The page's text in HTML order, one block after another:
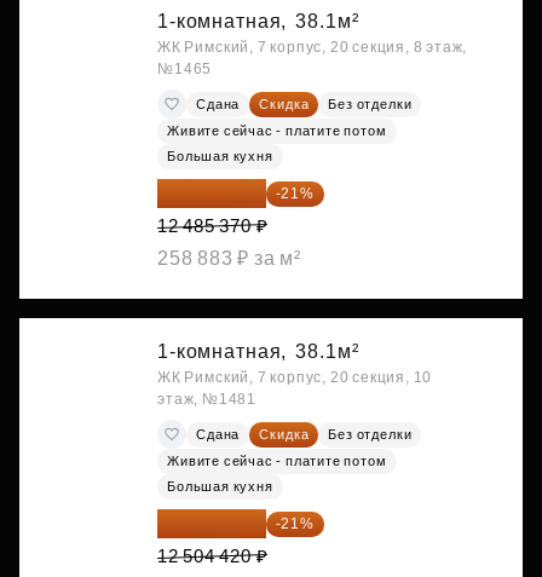
1-комнатная, 38.1м²
ЖК Римский, 7 корпус, 20 секция, 8 этаж,
№1465
Сдана Скидка
Без отделки
Живите сейчас - платите потом
Большая кухня
-21%
12 485 370 ₽
258 883 ₽ за м²
1-комнатная, 38.1м²
ЖК Римский, 7 корпус, 20 секция, 10
этаж, №1481
Сдана Скидка
Без отделки
Живите сейчас - платите потом
Большая кухня
-21%
12 504 420 ₽